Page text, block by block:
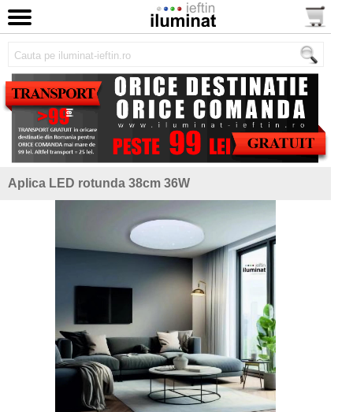
Aplica LED rotunda 38cm 36W